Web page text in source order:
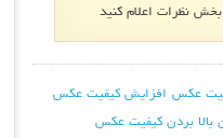
نظرات اعلام کنید
عکس افزایش کیفیت عکس
بالا بردن كيفيت عكس